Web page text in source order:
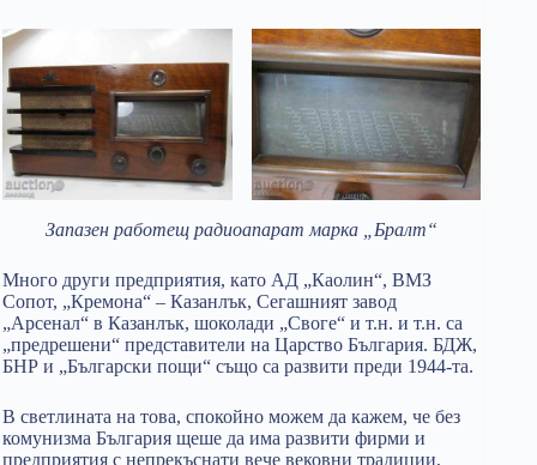
Запазен работещ радиоапарат марка „Бралт“
Много други предприятия, като АД „Каолин“, ВМЗ
Сопот, „Кремона“ – Казанлък, Сегашният завод
„Арсенал“ в Казанлък, шоколади „Своге“ и т.н. и т.н. са
„предрешени“ представители на Царство България. БДЖ,
БНР и „Български пощи“ също са развити преди 1944-та.
В светлината на това, спокойно можем да кажем, че без
комунизма България щеше да има развити фирми и
предприятия с непрекъснати вече вековни традиции,